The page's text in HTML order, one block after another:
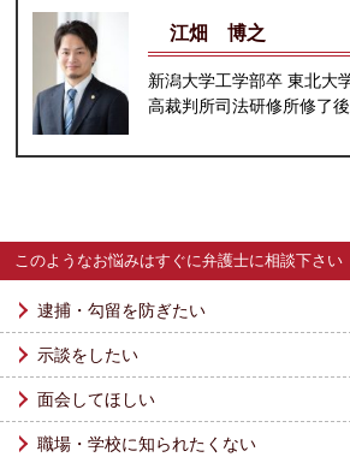
江畑 博之
新潟大学工学部卒 東北大
高裁判所司法研修所修了
このようなお悩みはすぐに弁護士に相談下さい
逮捕・勾留を防ぎたい
示談をしたい
面会してほしい
職場・学校に知られたくない